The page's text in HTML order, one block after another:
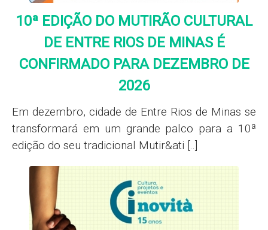
10ª EDIÇÃO DO MUTIRÃO CULTURAL
DE ENTRE RIOS DE MINAS É
CONFIRMADO PARA DEZEMBRO DE
2026
Em dezembro, cidade de Entre Rios de Minas se
transformará em um grande palco para a 10ª
edição do seu tradicional Mutir&ati [..]